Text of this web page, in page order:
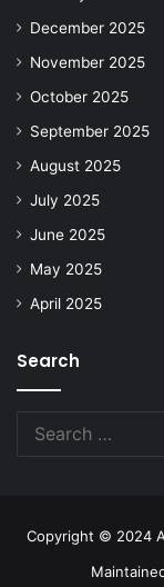
December 2025
November 2025
October 2025
September 2025
August 2025
July 2025
June 2025
May 2025
April 2025
Search
Copyright © 2024